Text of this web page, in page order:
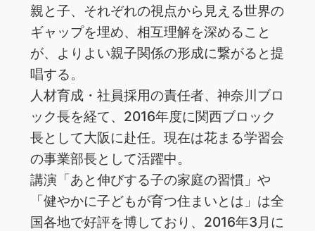
親と子、それぞれの視点から見える世界の
ギャップを埋め、相互理解を深めること
が、よりよい親子関係の形成に繋がると提
唱する。
人材育成・社員採用の責任者、神奈川ブロ
ック長を経て、2016年度に関西ブロック
長として大阪に赴任。現在は花まる学習会
の事業部長として活躍中。
講演「あと伸びする子の家庭の習慣」や
「健やかに子どもが育つ住まいとは」は全
国各地で好評を博しており、2016年3月に